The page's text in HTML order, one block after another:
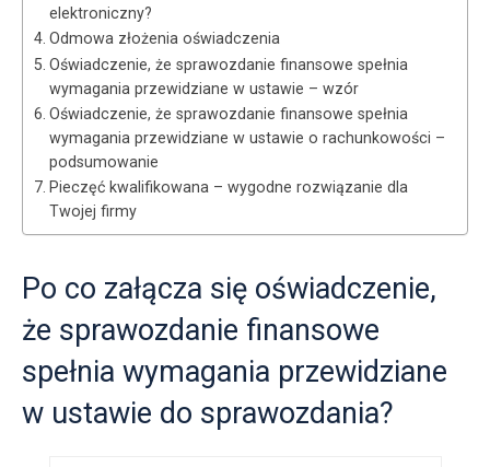
elektroniczny?
Odmowa złożenia oświadczenia
Oświadczenie, że sprawozdanie finansowe spełnia
wymagania przewidziane w ustawie – wzór
Oświadczenie, że sprawozdanie finansowe spełnia
wymagania przewidziane w ustawie o rachunkowości –
podsumowanie
Pieczęć kwalifikowana – wygodne rozwiązanie dla
Twojej firmy
Po co załącza się oświadczenie,
że sprawozdanie finansowe
spełnia wymagania przewidziane
w ustawie do sprawozdania?